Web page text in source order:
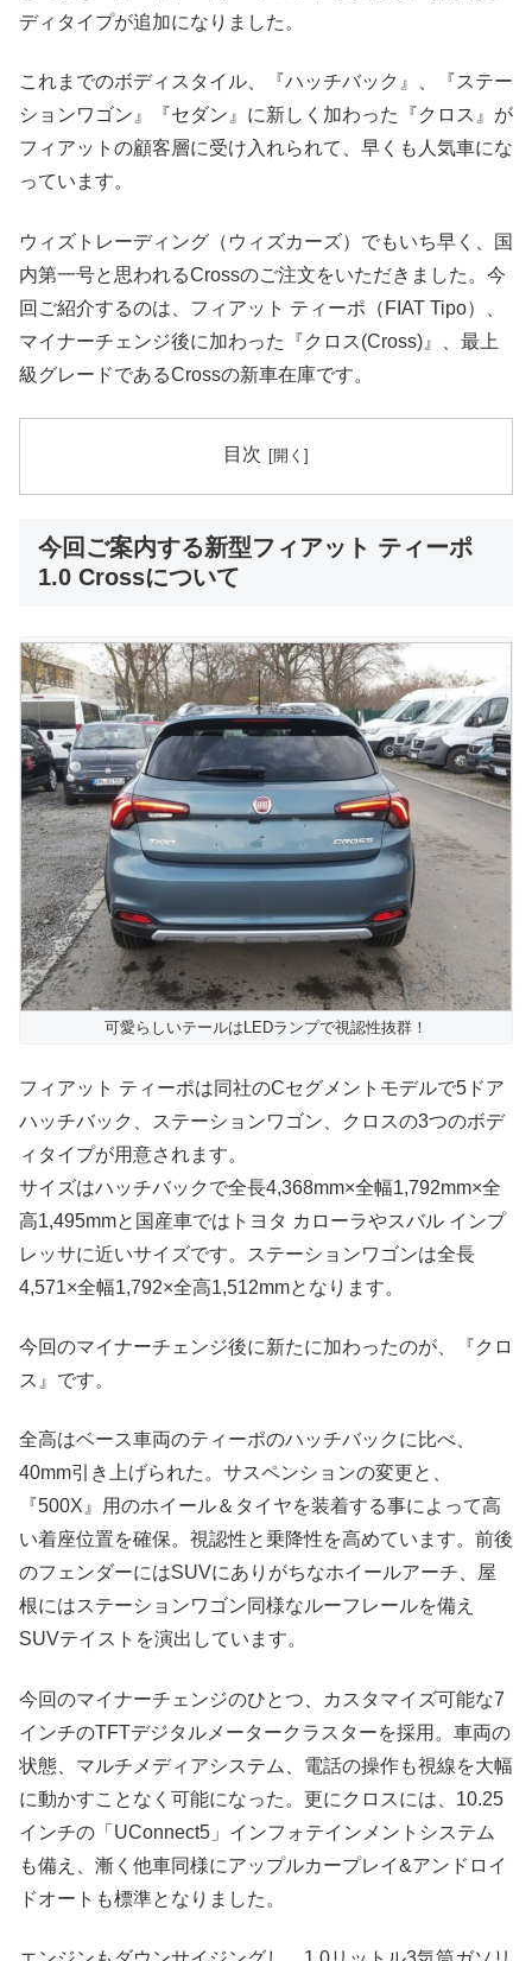
ディタイプが追加になりました。
これまでのボディスタイル、『ハッチバック』、『ステー
ションワゴン』『セダン』に新しく加わった『クロス』が
フィアットの顧客層に受け入れられて、早くも人気車にな
っています。
ウィズトレーディング（ウィズカーズ）でもいち早く、国
内第一号と思われるCrossのご注文をいただきました。今
回ご紹介するのは、フィアット ティーポ（FIAT Tipo）、
マイナーチェンジ後に加わった『クロス(Cross)』、最上
級グレードであるCrossの新車在庫です。
目次
今回ご案内する新型フィアット ティーポ
1.0 Crossについて
可愛らしいテールはLEDランプで視認性抜群！
フィアット ティーポは同社のCセグメントモデルで5ドア
ハッチバック、ステーションワゴン、クロスの3つのボデ
ィタイプが用意されます。
サイズはハッチバックで全長4,368mm×全幅1,792mm×全
高1,495mmと国産車ではトヨタ カローラやスバル インプ
レッサに近いサイズです。ステーションワゴンは全長
4,571×全幅1,792×全高1,512mmとなります。
今回のマイナーチェンジ後に新たに加わったのが、『クロ
ス』です。
全高はベース車両のティーポのハッチバックに比べ、
40mm引き上げられた。サスペンションの変更と、
『500X』用のホイール＆タイヤを装着する事によって高
い着座位置を確保。視認性と乗降性を高めています。前後
のフェンダーにはSUVにありがちなホイールアーチ、屋
根にはステーションワゴン同様なルーフレールを備え
SUVテイストを演出しています。
今回のマイナーチェンジのひとつ、カスタマイズ可能な7
インチのTFTデジタルメータークラスターを採用。車両の
状態、マルチメディアシステム、電話の操作も視線を大幅
に動かすことなく可能になった。更にクロスには、10.25
インチの「UConnect5」インフォテインメントシステム
も備え、漸く他車同様にアップルカープレイ&アンドロイ
ドオートも標準となりました。